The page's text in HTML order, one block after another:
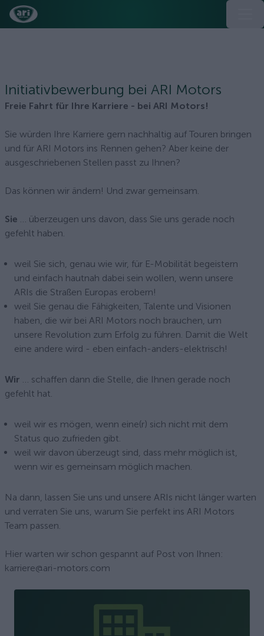
Initiativbewerbung bei ARI Motors
Freie Fahrt für Ihre Karriere - bei ARI Motors!
Sie würden Ihre Karriere gern nachhaltig auf Touren bringen
und für ARI Motors ins Rennen gehen? Aber keine der
ausgeschriebenen Stellen passt zu Ihnen?
Das können wir ändern! Und zwar gemeinsam.
Sie … überzeugen uns davon, dass Sie uns gerade noch
gefehlt haben.
weil Sie sich, genau wie wir, für E-Mobilität begeistern
und einfach hautnah dabei sein wollen, wenn unsere
ARIs die Straßen Europas erobern!
weil Sie genau die Fähigkeiten, Talente und Visionen
haben, die wir bei ARI Motors noch brauchen, um
unsere Revolution zum Erfolg zu führen. Damit die Welt
eine andere wird - eben einfach-anders-elektrisch!
Wir … schaffen dann die Stelle, die Ihnen gerade noch
gefehlt hat.
weil wir es mögen, wenn eine(r) sich nicht mit dem
Status quo zufrieden gibt.
weil wir davon überzeugt sind, dass mehr möglich ist,
wenn wir es gemeinsam möglich machen.
Na dann, lassen Sie uns und unsere ARIs nicht länger warten
und verraten Sie uns, warum Sie perfekt ins ARI Motors
Team passen.
Hier warten wir schon gespannt auf Post von Ihnen:
karriere@ari-motors.com